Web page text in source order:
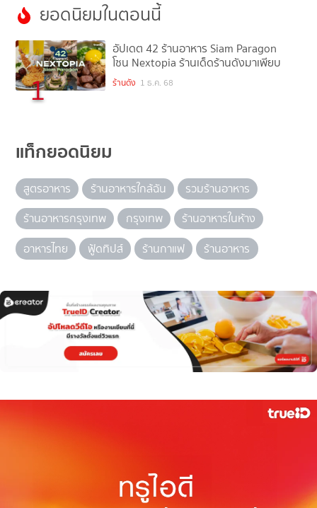
ยอดนิยมในตอนนี้
1
อัปเดต 42 ร้านอาหาร Siam Paragon
โซน Nextopia ร้านเด็ดร้านดังมาเพียบ
ร้านดัง 1 ธ.ค. 68
แท็กยอดนิยม
สูตรอาหาร ร้านอาหารใกล้ฉัน
รวมร้านอาหาร
ร้านอาหารกรุงเทพ
กรุงเทพ
ร้านอาหารในห้าง
อาหารไทย
ฟู้ดทิปส์ ร้านกาแฟ ร้านอาหาร